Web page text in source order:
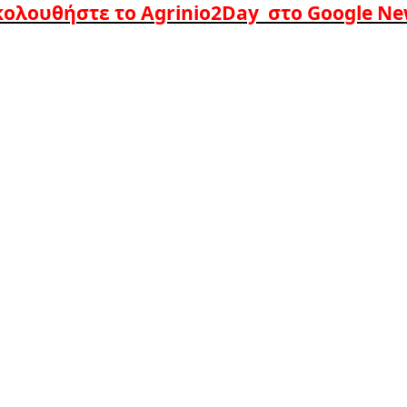
το Agrinio2Day στο Google